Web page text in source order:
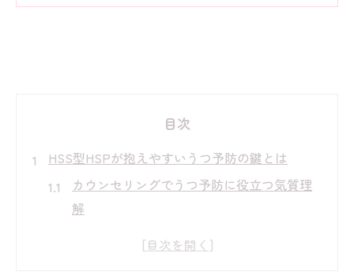
目次
HSS型HSPが抱えやすいうつ予防の鍵とは
カウンセリングでうつ予防に役立つ気質理
解
HSS型HSP特有の悩みとカウンセリング活